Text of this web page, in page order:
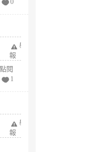
0
舉
報
閱
1
舉
報